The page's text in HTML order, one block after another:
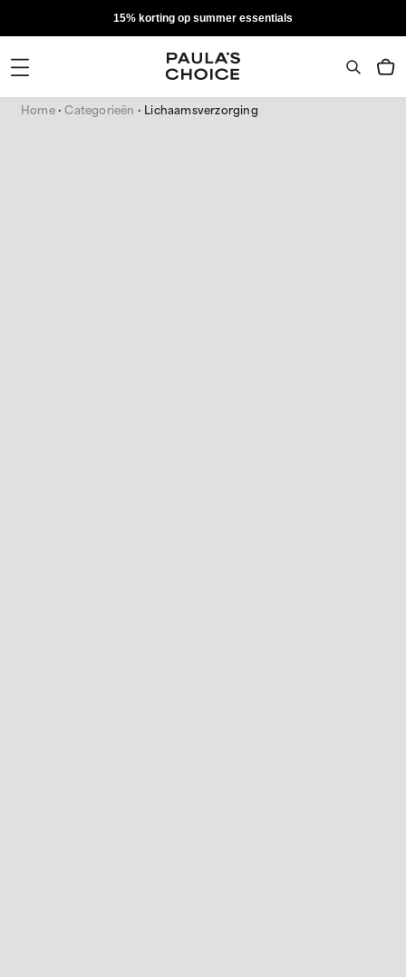
15% korting op summer essentials
Home Categorieën Lichaamsverzorging